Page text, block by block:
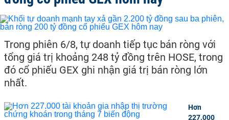
Trong phiên 6/8, tự doanh tiếp tục bán ròng với
tổng giá trị khoảng 248 tỷ đồng trên HOSE, trong
đó cổ phiếu GEX ghi nhận giá trị bán ròng lớn
nhất.
Hơn
227.000